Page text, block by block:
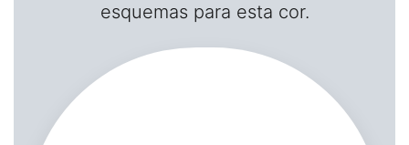
esquemas para esta cor.